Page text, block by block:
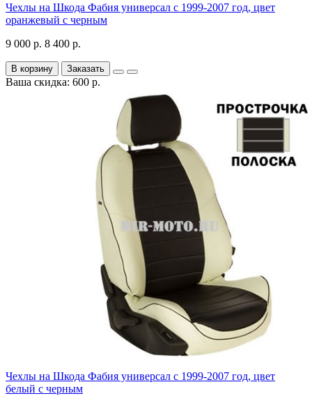
Чехлы на Шкода Фабия универсал с 1999-2007 год, цвет
оранжевый с черным
9 000 р. 8 400 р.
В корзину Заказать
Ваша скидка: 600 р.
Чехлы на Шкода Фабия универсал с 1999-2007 год, цвет
белый с черным